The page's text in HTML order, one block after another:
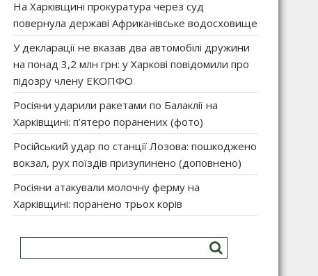
На Харківщині прокуратура через суд
повернула державі Африканівське водосховище
У декларації не вказав два автомобілі дружини
на понад 3,2 млн грн: у Харкові повідомили про
підозру члену ЕКОПФО
Росіяни ударили ракетами по Балаклії на
Харківщині: п’ятеро поранених (фото)
Російський удар по станції Лозова: пошкоджено
вокзал, рух поїздів призупинено (доповнено)
Росіяни атакували молочну ферму на
Харківщині: поранено трьох корів